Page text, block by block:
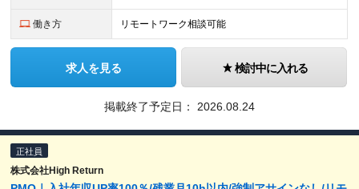
働き方 リモートワーク相談可能
求人を見る 検討中に入れる
掲載終了予定日： 2026.08.24
正社員
株式会社High Return